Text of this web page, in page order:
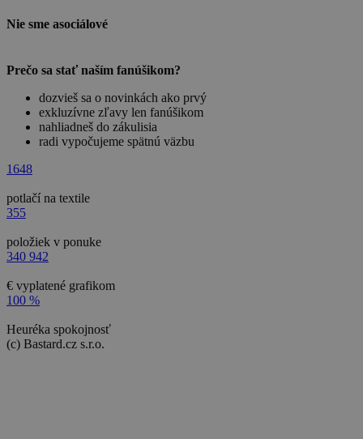
Nie sme asociálové
Prečo sa stať naším fanúšikom?
dozvieš sa o novinkách ako prvý
exkluzívne zľavy len fanúšikom
nahliadneš do zákulisia
radi vypočujeme spätnú väzbu
1648
potlačí na textile
355
položiek v ponuke
340 942
€ vyplatené grafikom
100 %
Heuréka spokojnosť
(c) Bastard.cz s.r.o.